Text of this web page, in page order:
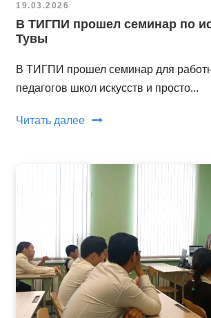
19.03.2026
В ТИГПИ прошел семинар по
Тувы
В ТИГПИ прошел семинар для
педагогов школ искусств и просто...
Читать далее